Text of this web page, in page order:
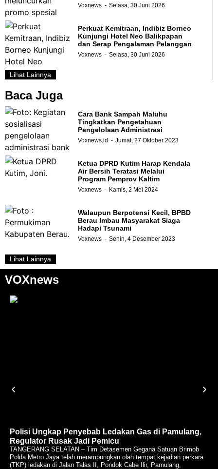
Voxnews Selasa, 30 Juni 2026
Perkuat Kemitraan, Indibiz Borneo
Kunjungi Hotel Neo Balikpapan
dan Serap Pengalaman Pelanggan
Voxnews Selasa, 30 Juni 2026
Lihat Lainnya
Baca Juga
Cara Bank Sampah Maluhu
Tingkatkan Pengetahuan
Pengelolaan Administrasi
Voxnews.id Jumat, 27 Oktober 2023
Ketua DPRD Kutim Harap Kendala
Air Bersih Teratasi Melalui
Program Pemprov Kaltim
Voxnews Kamis, 2 Mei 2024
Walaupun Berpotensi Kecil, BPBD
Berau Imbau Masyarakat Siaga
Hadapi Tsunami
Voxnews Senin, 4 Desember 2023
Lihat Lainnya
VOXnews
Polisi Ungkap Penyebab Ledakan Gas di Pamulang,
Regulator Rusak Jadi Pemicu
TANGERANG SELATAN – Tim Detasemen Gegana Satuan Brimob
Polda Metro Jaya telah merampungkan olah tempat kejadian perkara
(TKP) ledakan di Jalan Talas II, Pondok Cabe Ilir, Pamulang,